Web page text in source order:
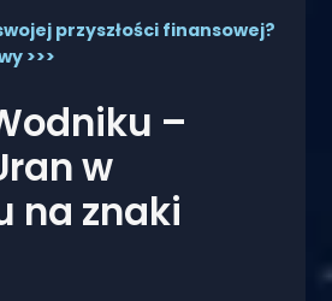
przyszłości finansowej?
>>>
–
w
na znaki